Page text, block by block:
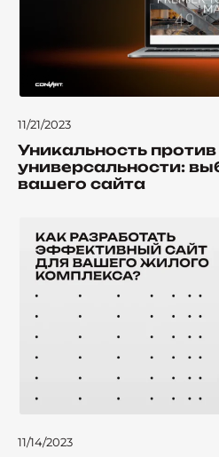
11/21/2023
Уникальность против
универсальности:
вашего сайта
11/14/2023